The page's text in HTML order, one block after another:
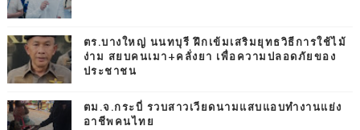
ตร.บางใหญ่ นนทบุรี ฝึกเข้มเสริมยุทธวิธีการใช้ไม้
ง่าม สยบคนเมา+คลั่งยา เพื่อความปลอดภัยของ
ประชาชน
ตม.จ.กระบี่ รวบสาวเวียดนามแสบแอบทำงานแย่ง
อาชีพคนไทย